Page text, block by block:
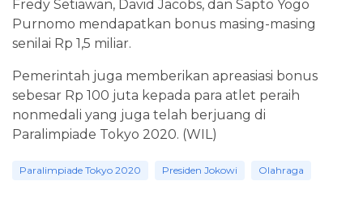
Fredy Setiawan, David Jacobs, dan Sapto Yogo
Purnomo mendapatkan bonus masing-masing
senilai Rp 1,5 miliar.
Pemerintah juga memberikan apreasiasi bonus
sebesar Rp 100 juta kepada para atlet peraih
nonmedali yang juga telah berjuang di
Paralimpiade Tokyo 2020. (WIL)
Paralimpiade Tokyo 2020 Presiden Jokowi Olahraga